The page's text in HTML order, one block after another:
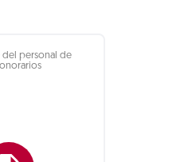
del personal de